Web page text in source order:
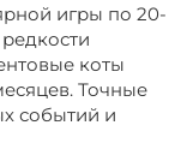
игры по 20-
коты
Точные
событий и